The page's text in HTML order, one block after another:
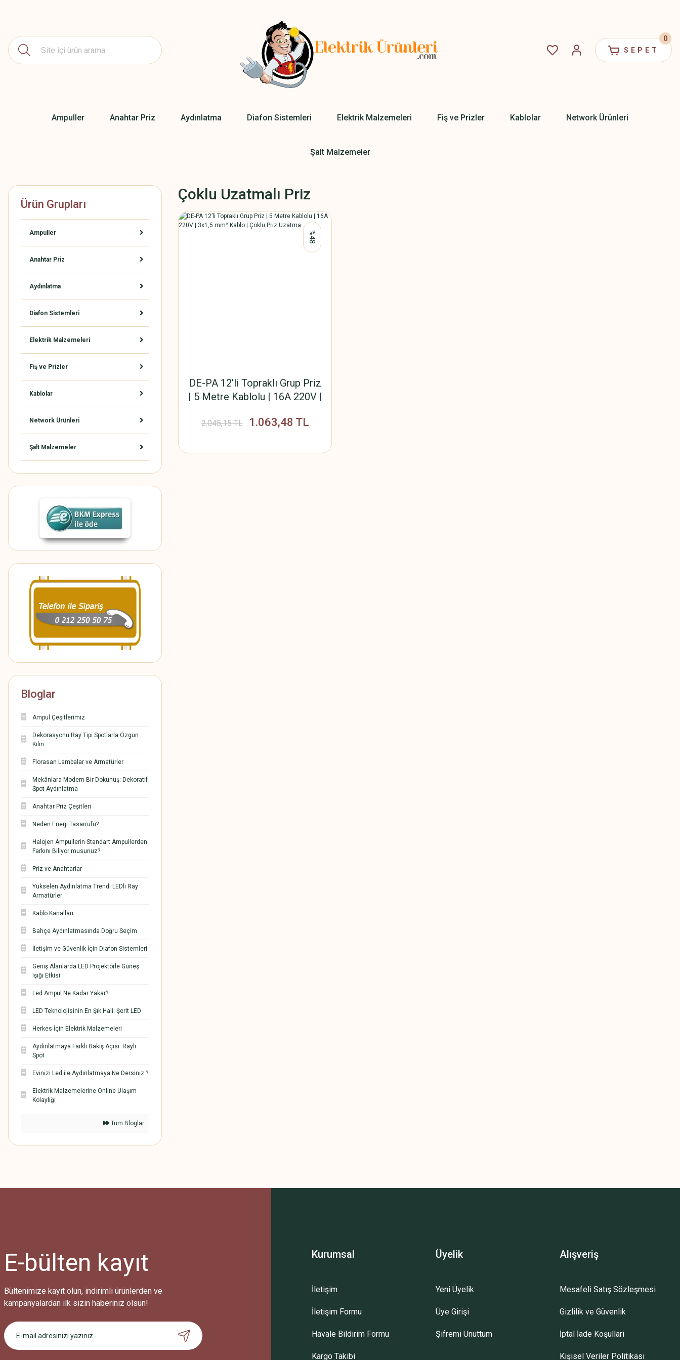
SEPET
0
Ampuller Anahtar Priz Aydınlatma Diafon Sistemleri Elektrik Malzemeleri Fiş ve Prizler Kablolar Network Ürünleri
Şalt Malzemeler
Ürün Grupları
Ampuller
Anahtar Priz
Aydınlatma
Diafon Sistemleri
Elektrik Malzemeleri
Fiş ve Prizler
Kablolar
Network Ürünleri
Şalt Malzemeler
Bloglar
Ampul Çeşitlerimiz
Dekorasyonu Ray Tipi Spotlarla Özgün
Kılın
Florasan Lambalar ve Armatürler
Mekânlara Modern Bir Dokunuş: Dekoratif
Spot Aydınlatma
Anahtar Priz Çeşitleri
Neden Enerji Tasarrufu?
Halojen Ampullerin Standart Ampullerden
Farkını Biliyor musunuz?
Priz ve Anahtarlar
Yükselen Aydınlatma Trendi LEDli Ray
Armatürler
Kablo Kanalları
Bahçe Aydınlatmasında Doğru Seçim
İletişim ve Güvenlik İçin Diafon Sistemleri
Geniş Alanlarda LED Projektörle Güneş
Işığı Etkisi
Led Ampul Ne Kadar Yakar?
LED Teknolojisinin En Şık Hali: Şerit LED
Herkes İçin Elektrik Malzemeleri
Aydınlatmaya Farklı Bakış Açısı: Raylı
Spot
Evinizi Led ile Aydınlatmaya Ne Dersiniz ?
Elektrik Malzemelerine Online Ulaşım
Kolaylığı
Tüm Bloglar
Çoklu Uzatmalı Priz
%48
DE-PA 12’li Topraklı Grup Priz
| 5 Metre Kablolu | 16A 220V |
Uzatma
2.045,15 TL 1.063,48 TL
E-bülten kayıt
Bültenimize kayıt olun, indirimli ürünlerden ve
kampanyalardan ilk sizin haberiniz olsun!
Kurumsal
İletişim
İletişim Formu
Havale Bildirim Formu
Kargo Takibi
Üyelik
Yeni Üyelik
Üye Girişi
Şifremi Unuttum
Alışveriş
Mesafeli Satış Sözleşmesi
Gizlilik ve Güvenlik
İptal İade Koşullari
Kişisel Veriler Politikası